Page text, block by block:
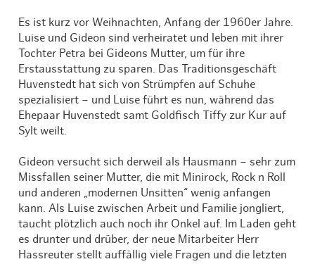
Es ist kurz vor Weihnachten, Anfang der 1960er Jahre.
Luise und Gideon sind verheiratet und leben mit ihrer
Tochter Petra bei Gideons Mutter, um für ihre
Erstausstattung zu sparen. Das Traditionsgeschäft
Huvenstedt hat sich von Strümpfen auf Schuhe
spezialisiert – und Luise führt es nun, während das
Ehepaar Huvenstedt samt Goldfisch Tiffy zur Kur auf
Sylt weilt.
Gideon versucht sich derweil als Hausmann – sehr zum
Missfallen seiner Mutter, die mit Minirock, Rock n Roll
und anderen „modernen Unsitten“ wenig anfangen
kann. Als Luise zwischen Arbeit und Familie jongliert,
taucht plötzlich auch noch ihr Onkel auf. Im Laden geht
es drunter und drüber, der neue Mitarbeiter Herr
Hassreuter stellt auffällig viele Fragen und die letzten